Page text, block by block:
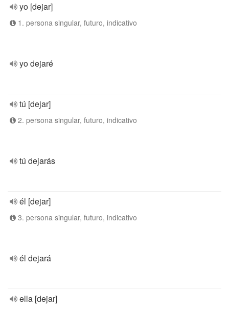
yo [dejar]
1. persona singular, futuro, indicativo
yo dejaré
tú [dejar]
2. persona singular, futuro, indicativo
tú dejarás
él [dejar]
3. persona singular, futuro, indicativo
él dejará
ella [dejar]